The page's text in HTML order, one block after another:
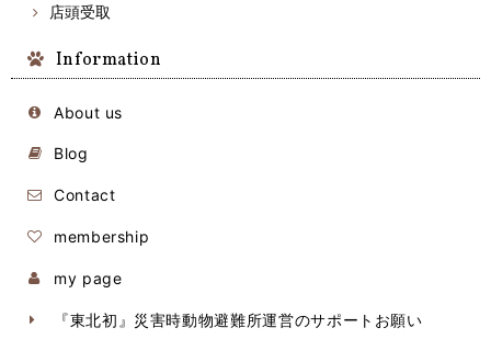
店頭受取
Information
About us
Blog
Contact
membership
my page
『東北初』災害時動物避難所運営のサポートお願い